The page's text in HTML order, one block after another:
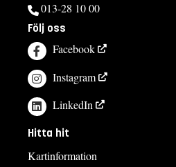
013-28 10 00
Följ oss
Facebook
Instagram
LinkedIn
Hitta hit
Kartinformation